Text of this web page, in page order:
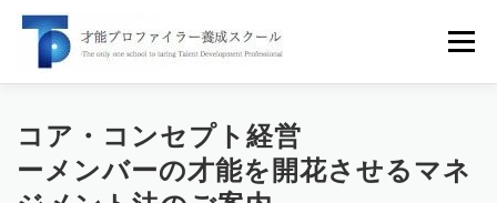
メニュー
才能プロファイラーとは スクール案内
コア・コンセプト経営
ーメンバーの才能を開花させるマネ